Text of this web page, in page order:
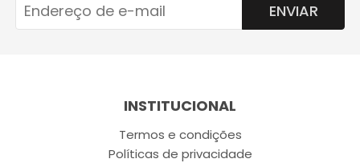
ENVIAR
INSTITUCIONAL
Termos e condições
Políticas de privacidade